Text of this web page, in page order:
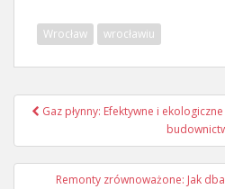
Wrocław wrocławiu
Nawigacja
Gaz płynny: Efektywne i
Remonty zrównoważone: Jak